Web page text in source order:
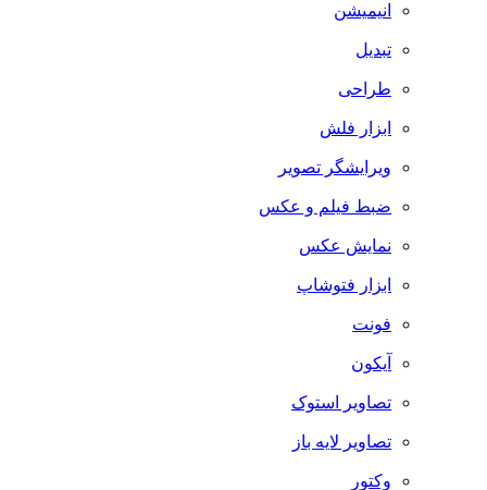
انیمیشن
تبدیل
طراحی
ابزار فلش
ویرایشگر تصویر
ضبط فيلم و عكس
نمایش عکس
ابزار فتوشاپ
فونت
آیکون
تصاویر استوک
تصاویر لایه باز
وکتور